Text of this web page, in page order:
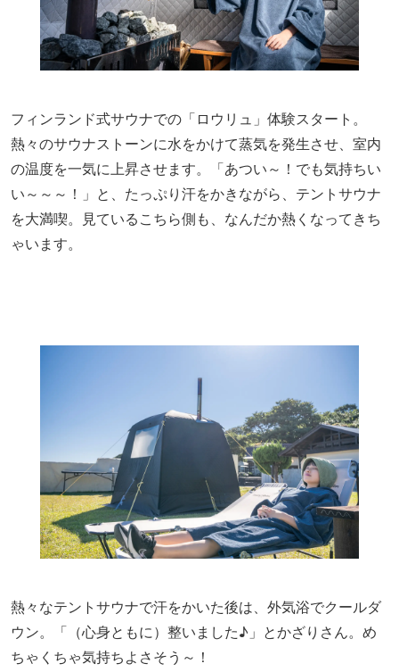
フィンランド式サウナでの「ロウリュ」体験スタート。
熱々のサウナストーンに水をかけて蒸気を発生させ、室内
の温度を一気に上昇させます。「あつい～！でも気持ちい
い～～～！」と、たっぷり汗をかきながら、テントサウナ
を大満喫。見ているこちら側も、なんだか熱くなってきち
ゃいます。
熱々なテントサウナで汗をかいた後は、外気浴でクールダ
ウン。「（心身ともに）整いました♪」とかざりさん。め
ちゃくちゃ気持ちよさそう～！